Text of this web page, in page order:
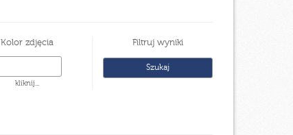
Kolor zdjęcia
kliknij...
Filtruj wyniki